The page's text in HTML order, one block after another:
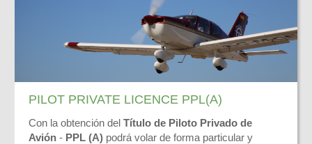
PILOT PRIVATE LICENCE PPL(A)
Con la obtención del Título de Piloto Privado de
Avión - PPL (A) podrá volar de forma particular y